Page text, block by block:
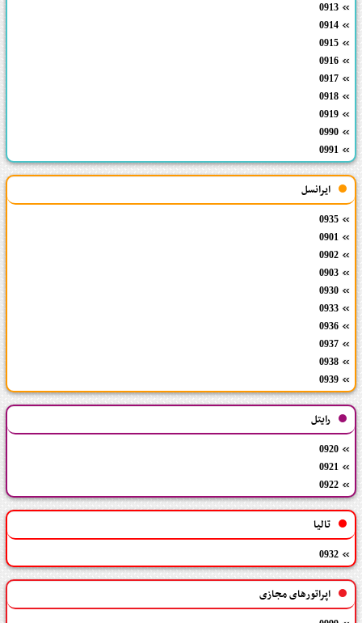
0913
0914
0915
0916
0917
0918
0919
0990
0991
ایرانسل
0935
0901
0902
0903
0930
0933
0936
0937
0938
0939
رایتل
0920
0921
0922
تالیا
0932
اپراتورهای مجازی